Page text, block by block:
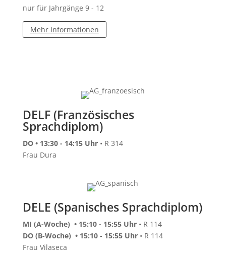
nur für Jahrgänge 9 - 12
Mehr Informationen
DELF (Französisches
Sprachdiplom)
DO • 13:30 - 14:15 Uhr• R 314
Frau Dura
DELE (Spanisches Sprachdiplom)
MI (A-Woche) • 15:10 - 15:55 Uhr• R 114
DO (B-Woche) • 15:10 - 15:55 Uhr• R 114
Frau Vilaseca